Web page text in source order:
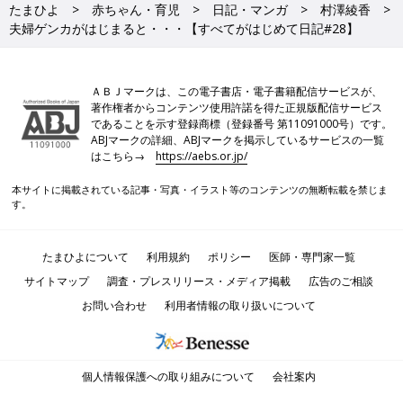
たまひよ 赤ちゃん・育児 日記・マンガ
村澤綾香
夫婦ゲンカがはじまると・・・【すべてがはじめて日記#28】
ＡＢＪマークは、この電子書店・電子書籍配信サービスが、
著作権者からコンテンツ使用許諾を得た正規版配信サービス
であることを示す登録商標（登録番号 第11091000号）です。
ABJマークの詳細、ABJマークを掲示しているサービスの一覧
はこちら→https://aebs.or.jp/
本サイトに掲載されている記事・写真・イラスト等のコンテンツの無断転載を禁じま
す。
たまひよについて 利用規約 ポリシー
医師・専門家一覧
サイトマップ
調査・プレスリリース・メディア掲載
広告のご相談
お問い合わせ
利用者情報の取り扱いについて
個人情報保護への取り組みについて 会社案内